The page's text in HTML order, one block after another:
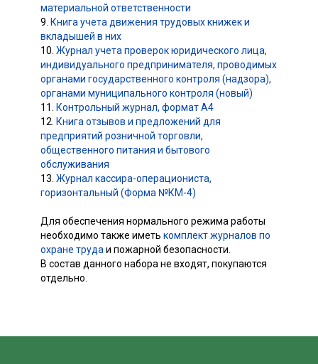
материальной ответственности
9. Книга учета движения трудовых книжек и
вкладышей в них
10. Журнал учета проверок юридического лица,
индивидуального предпринимателя, проводимых
органами государственного контроля (надзора),
органами муниципального контроля (новый)
11.
Контрольный журнал, формат А4
12. Книга отзывов и предложений для
предприятий розничной торговли,
общественного питания и бытового
обслуживания
13. Журнал кассира-операциониста,
горизонтальный (Форма №КМ-4)
Для обеспечения нормального режима работы
необходимо также иметь комплект журналов по
охране труда и пожарной безопасности.
В состав данного набора не входят, покупаются
отдельно.